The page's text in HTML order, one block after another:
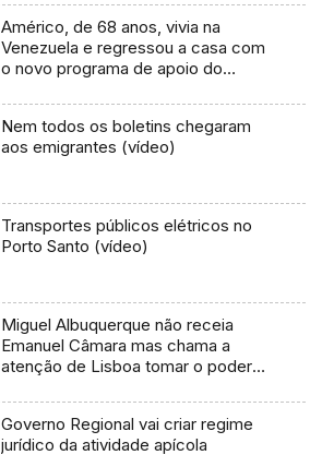
Américo, de 68 anos, vivia na
Venezuela e regressou a casa com
o novo programa de apoio do
Nem todos os boletins chegaram
aos emigrantes (vídeo)
Transportes públicos elétricos no
Porto Santo (vídeo)
Miguel Albuquerque não receia
Emanuel Câmara mas chama a
atenção de Lisboa tomar o poder
Governo Regional vai criar regime
jurídico da atividade apícola